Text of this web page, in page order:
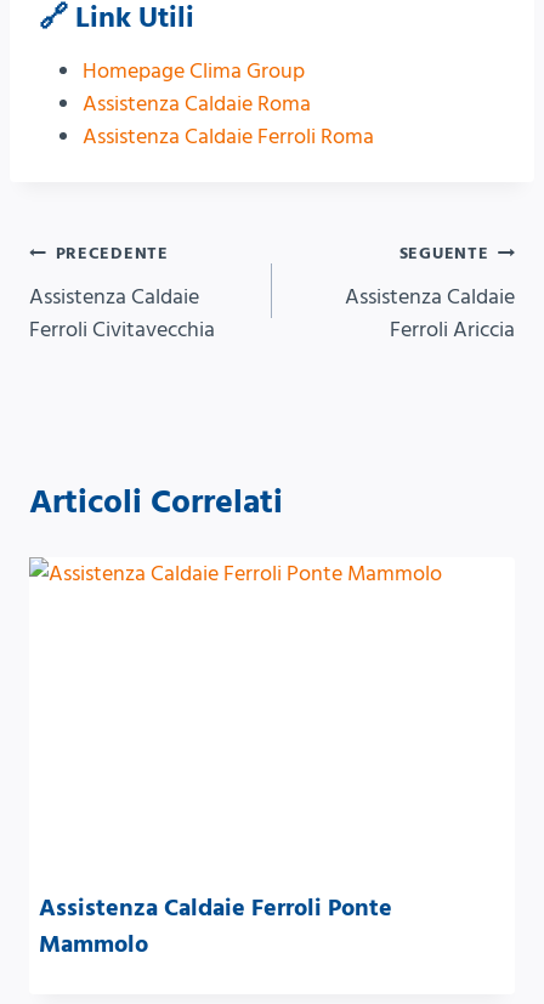
🔗 Link Utili
Homepage Clima Group
Assistenza Caldaie Roma
Assistenza Caldaie Ferroli Roma
Navigazione
articoli
PRECEDENTE
Assistenza Caldaie
Ferroli Civitavecchia
SEGUENTE
Assistenza Caldaie
Ferroli Ariccia
Articoli Correlati
Assistenza Caldaie Ferroli Ponte
Mammolo